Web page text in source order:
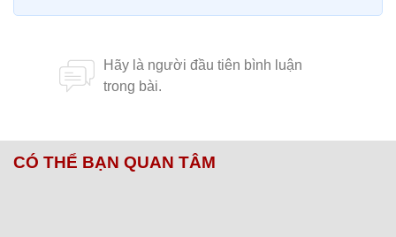
CÓ THỂ BẠN QUAN TÂM